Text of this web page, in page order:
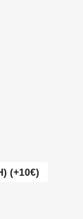
(+10€)